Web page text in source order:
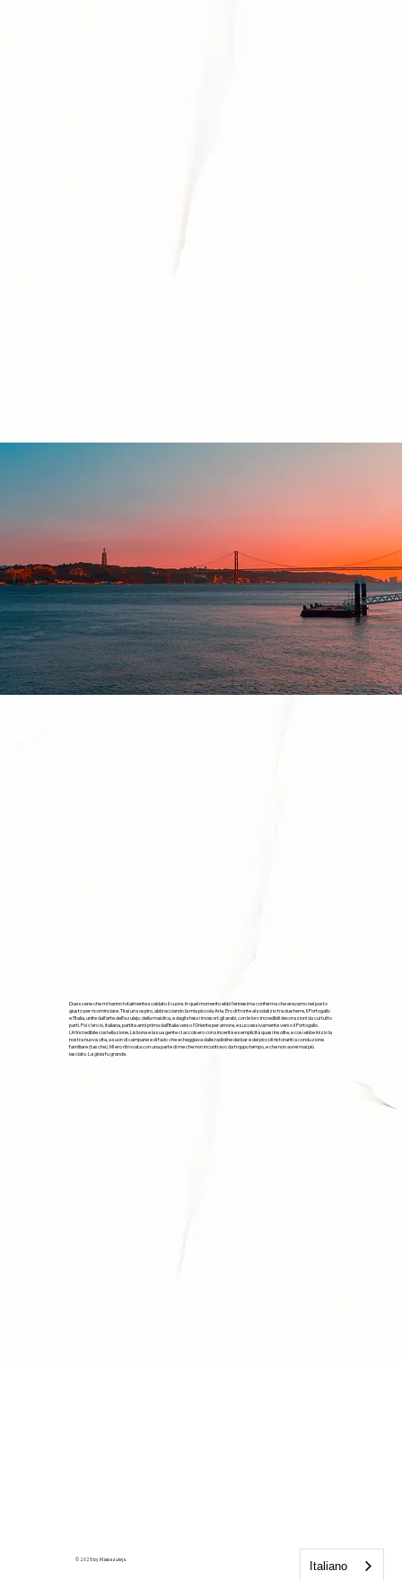
Due scene che mi hanno totalmente scaldato il cuore. In quel momento ebbi l’ennesima conferma che eravamo nel posto
giusto per ricominciare. Tirai un sospiro, abbracciando la mia piccola Aria. Ero di fronte al sodalizio tra due terre, il Portogallo
e l’Italia, unite dall’arte dell’azulejo, della maiolica, e dagli stessi invasori: gli arabi, con le loro incredibili decorazioni da cui tutto
partì. Poi c’ero io, italiana, partita anni prima dall’Italia verso l’Oriente per amore, e successivamente verso il Portogallo.
Un’incredibile costellazione. Lisbona e la sua gente ci accolsero con sincerità e semplicità quasi insolite, e così ebbe inizio la
nostra nuova vita, a suon di campane e di fado che echeggiava dalle radioline dei bar e dei piccoli ristoranti a conduzione
familiare (tasche). Mi ero ritrovata con una parte di me che non incontravo da troppo tempo, e che non avrei mai più
lasciato. La gioia fu grande.
© 2025 by Massazuleja Italiano